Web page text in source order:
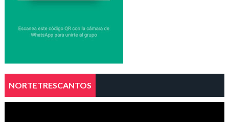
NORTETRESCANTOS